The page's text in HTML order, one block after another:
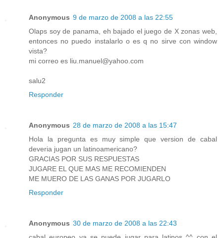
Anonymous 9 de marzo de 2008 a las 22:55
Olaps soy de panama, eh bajado el juego de X zonas web,
entonces no puedo instalarlo o es q no sirve con window
vista?
mi correo es liu.manuel@yahoo.com
salu2
Responder
Anonymous 28 de marzo de 2008 a las 15:47
Hola la pregunta es muy simple que version de cabal
deveria jugan un latinoamericano?
GRACIAS POR SUS RESPUESTAS
JUGARE EL QUE MAS ME RECOMIENDEN
ME MUERO DE LAS GANAS POR JUGARLO
Responder
Anonymous 30 de marzo de 2008 a las 22:43